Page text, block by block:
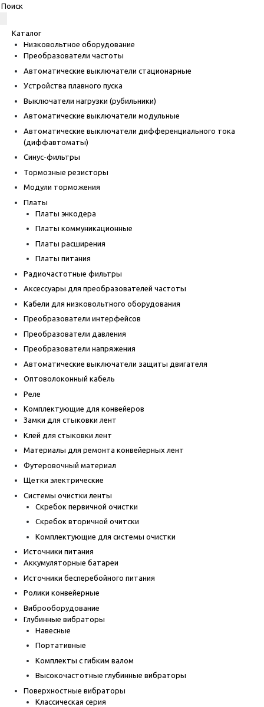
Каталог
Низковольтное оборудование
Преобразователи частоты
Автоматические выключатели стационарные
Устройства плавного пуска
Выключатели нагрузки (рубильники)
Автоматические выключатели модульные
Автоматические выключатели дифференциального тока
(диффавтоматы)
Синус-фильтры
Тормозные резисторы
Модули торможения
Платы
Платы энкодера
Платы коммуникационные
Платы расширения
Платы питания
Радиочастотные фильтры
Аксессуары для преобразователей частоты
Кабели для низковольтного оборудования
Преобразователи интерфейсов
Преобразователи давления
Преобразователи напряжения
Автоматические выключатели защиты двигателя
Оптоволоконный кабель
Реле
Комплектующие для конвейеров
Замки для стыковки лент
Клей для стыковки лент
Материалы для ремонта конвейерных лент
Футеровочный материал
Щетки электрические
Системы очистки ленты
Скребок первичной очистки
Скребок вторичной очитски
Комплектующие для системы очистки
Источники питания
Аккумуляторные батареи
Источники бесперебойного питания
Ролики конвейерные
Виброоборудование
Глубинные вибраторы
Навесные
Портативные
Комплекты с гибким валом
Высокочастотные глубинные вибраторы
Поверхностные вибраторы
Классическая серия